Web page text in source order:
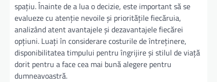
spațiu. Înainte de a lua o decizie, este important să se
evalueze cu atenție nevoile și prioritățile fiecăruia,
analizând atent avantajele și dezavantajele fiecărei
opțiuni. Luați în considerare costurile de întreținere,
disponibilitatea timpului pentru îngrijire și stilul de viață
dorit pentru a face cea mai bună alegere pentru
dumneavoastră.